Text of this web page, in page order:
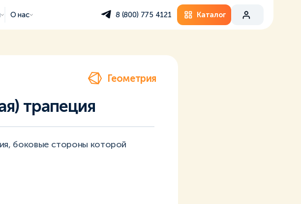
О нас 8 (800) 775 4121 Каталог
Геометрия
трапеция
боковые стороны которой